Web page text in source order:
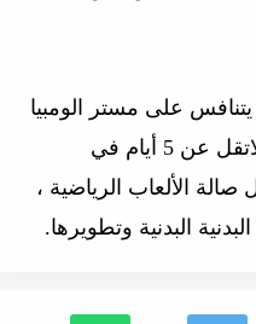
على مستر الومبيا
، كان يتدرب تدرب كتلر لمدة لاتقل عن 5 أيام في
الألعاب الرياضية ،
البدنية وتطويرها.